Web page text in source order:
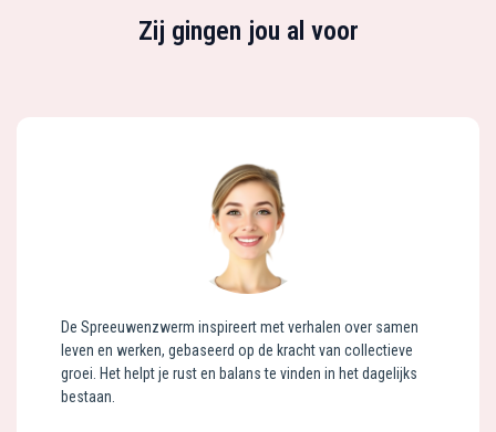
Zij gingen jou al voor
De Spreeuwenzwerm inspireert met verhalen over samen
leven en werken, gebaseerd op de kracht van collectieve
groei. Het helpt je rust en balans te vinden in het dagelijks
bestaan.